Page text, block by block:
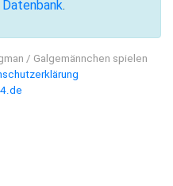
Datenbank.
/ Galgemännchen spielen